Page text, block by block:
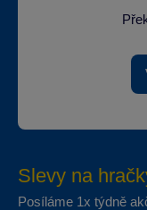
Slevy na
Posíláme 1x týdně